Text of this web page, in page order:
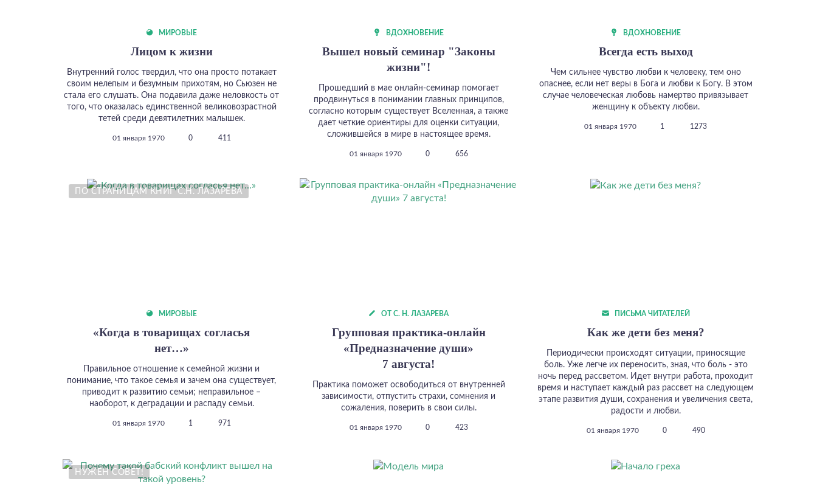
МИРОВЫЕ
Лицом к жизни
Внутренний голос твердил, что она просто потакает
своим нелепым и безумным прихотям, но Сьюзен не
стала его слушать. Она подавила даже неловкость от
того, что оказалась единственной великовозрастной
тетей среди девятилетних малышек.
01 января 1970 0 411
ВДОХНОВЕНИЕ
Вышел новый семинар "Законы
жизни"!
Прошедший в мае онлайн-семинар помогает
продвинуться в понимании главных принципов,
согласно которым существует Вселенная, а также
дает четкие ориентиры для оценки ситуации,
сложившейся в мире в настоящее время.
01 января 1970 0 656
ВДОХНОВЕНИЕ
Всегда есть выход
Чем сильнее чувство любви к человеку, тем оно
опаснее, если нет веры в Бога и любви к Богу. В этом
случае человеческая любовь намертво привязывает
женщину к объекту любви.
01 января 1970 1 1273
ПО СТРАНИЦАМ КНИГ С.Н. ЛАЗАРЕВА
МИРОВЫЕ
«Когда в товарищах согласья
нет…»
Правильное отношение к семейной жизни и
понимание, что такое семья и зачем она существует,
приводит к развитию семьи; неправильное –
наоборот, к деградации и распаду семьи.
01 января 1970 1 971
ОТ С. Н. ЛАЗАРЕВА
Групповая практика-онлайн
«Предназначение души»
7 августа!
Практика поможет освободиться от внутренней
зависимости, отпустить страхи, сомнения и
сожаления, поверить в свои силы.
01 января 1970 0 423
ПИСЬМА ЧИТАТЕЛЕЙ
Как же дети без меня?
Периодически происходят ситуации, приносящие
боль. Уже легче их переносить, зная, что боль - это
ночь перед рассветом. Идет внутри работа, проходит
время и наступает каждый раз рассвет на следующем
этапе развития души, сохранения и увеличения света,
радости и любви.
01 января 1970 0 490
НУЖЕН СОВЕТ!